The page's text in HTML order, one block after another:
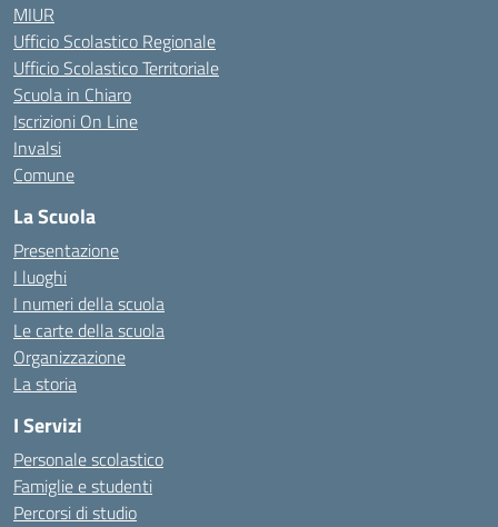
MIUR
Ufficio Scolastico Regionale
Ufficio Scolastico Territoriale
Scuola in Chiaro
Iscrizioni On Line
Invalsi
Comune
La Scuola
Presentazione
I luoghi
I numeri della scuola
Le carte della scuola
Organizzazione
La storia
I Servizi
Personale scolastico
Famiglie e studenti
Percorsi di studio